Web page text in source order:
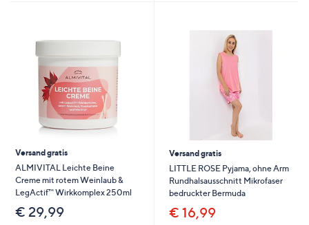
Versand gratis
ALMIVITAL Leichte Beine
Creme mit rotem Weinlaub &
LegActif™ Wirkkomplex 250ml
€ 29,99
Versand gratis
LITTLE ROSE Pyjama, ohne Arm
Rundhalsausschnitt Mikrofaser
bedruckter Bermuda
€ 16,99